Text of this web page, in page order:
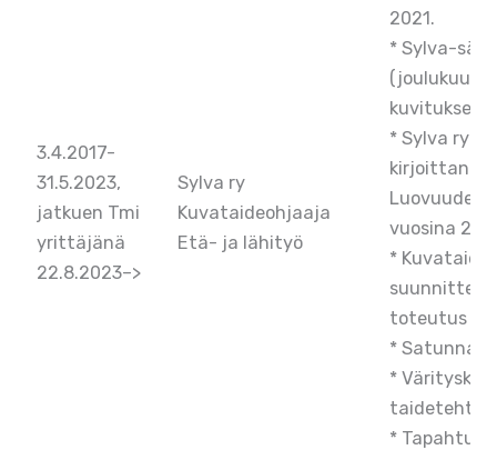
3.4.2017-
31.5.2023,
jatkuen Tmi
yrittäjänä
22.8.2023–>
Sylva ry
Kuvataideohjaaja
Etä- ja lähityö
2021.
* Sylva-
(joulukuu
kuvitukset.
* Sylva ry:n
kirjoittanut
vuosina
*
toteutus ja
*
*
*